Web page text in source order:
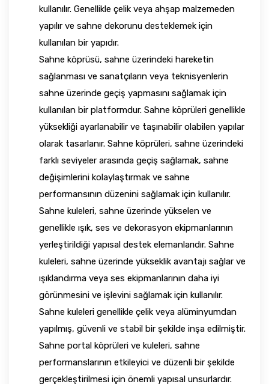
kullanılır. Genellikle çelik veya ahşap malzemeden
yapılır ve sahne dekorunu desteklemek için
kullanılan bir yapıdır.
Sahne köprüsü, sahne üzerindeki hareketin
sağlanması ve sanatçıların veya teknisyenlerin
sahne üzerinde geçiş yapmasını sağlamak için
kullanılan bir platformdur. Sahne köprüleri genellikle
yüksekliği ayarlanabilir ve taşınabilir olabilen yapılar
olarak tasarlanır. Sahne köprüleri, sahne üzerindeki
farklı seviyeler arasında geçiş sağlamak, sahne
değişimlerini kolaylaştırmak ve sahne
performansının düzenini sağlamak için kullanılır.
Sahne kuleleri, sahne üzerinde yükselen ve
genellikle ışık, ses ve dekorasyon ekipmanlarının
yerleştirildiği yapısal destek elemanlarıdır. Sahne
kuleleri, sahne üzerinde yükseklik avantajı sağlar ve
ışıklandırma veya ses ekipmanlarının daha iyi
görünmesini ve işlevini sağlamak için kullanılır.
Sahne kuleleri genellikle çelik veya alüminyumdan
yapılmış, güvenli ve stabil bir şekilde inşa edilmiştir.
Sahne portal köprüleri ve kuleleri, sahne
performanslarının etkileyici ve düzenli bir şekilde
gerçekleştirilmesi için önemli yapısal unsurlardır.